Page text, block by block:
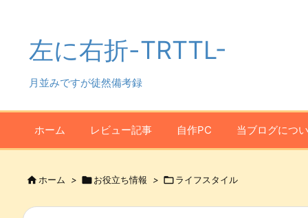
左に右折-TRTTL-
月並みですが徒然備考録
ホーム レビュー記事 自作PC 当ブログにつ
ホーム > お役立ち情報 > ライフスタイル